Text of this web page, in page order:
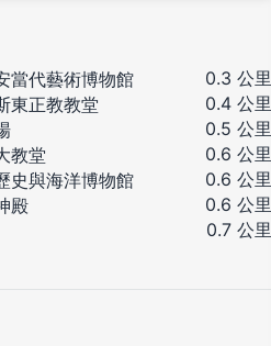
當代藝術博物館
0.3 公里
東正教教堂
0.4 公里
0.5 公里
教堂
0.6 公里
史與海洋博物館
0.6 公里
殿
0.6 公里
0.7 公里